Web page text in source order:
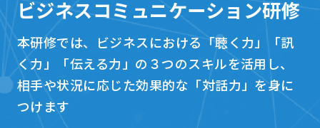
ビジネスコミュニケーション研修
本研修では、ビジネスにおける「聴く力」「訊
く力」「伝える力」の３つのスキルを活用し、
相手や状況に応じた効果的な「対話力」を身に
つけます